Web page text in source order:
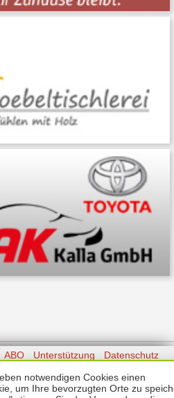
ABO Unterstützung
Datenschutz
notwendigen Cookies einen
um Ihre bevorzugten Orte zu